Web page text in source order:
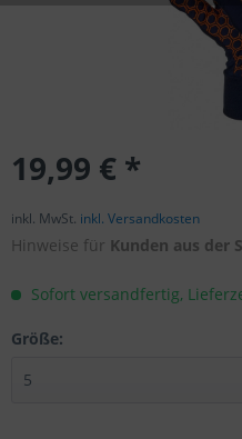
19,99 € *
inkl. MwSt. inkl. Versandkosten
Hinweise für Kunden aus der
Sofort versandfertig,
Größe: